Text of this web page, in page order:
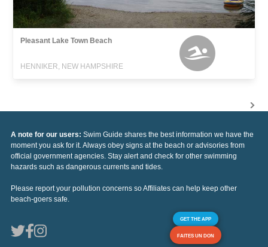
Pleasant Lake Town Beach
HENNIKER, NEW HAMPSHIRE
A note for our users: Swim Guide shares the best information we have the
moment you ask for it. Always obey signs at the beach or advisories from
official government agencies. Stay alert and check for other swimming
hazards such as dangerous currents and tides.
Please report your pollution concerns so Affiliates can help keep other
beach-goers safe.
GET THE APP
FAITES UN DON